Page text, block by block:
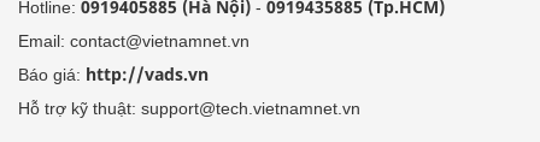
Hotline: 0919405885 (Hà Nội) - 0919435885 (Tp.HCM)
Email: contact@vietnamnet.vn
Báo giá: http://vads.vn
Hỗ trợ kỹ thuật: support@tech.vietnamnet.vn